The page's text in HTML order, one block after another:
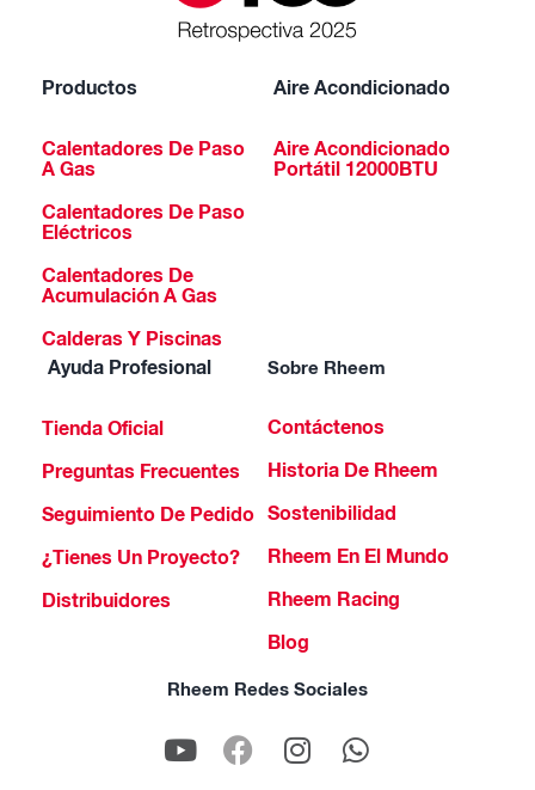
Productos
Calentadores De Paso
A Gas
Calentadores De Paso
Eléctricos
Calentadores De
Acumulación A Gas
Calderas Y Piscinas
Aire Acondicionado
Aire Acondicionado
Portátil 12000BTU
Ayuda Profesional
Tienda Oficial
Preguntas Frecuentes
Seguimiento De Pedido
¿Tienes Un Proyecto?
Distribuidores
Sobre Rheem
Contáctenos
Historia De Rheem
Sostenibilidad
Rheem En El Mundo
Rheem Racing
Blog
Rheem Redes Sociales